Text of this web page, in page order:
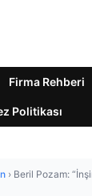
Firma Rehberi
Politikası
› Beril Pozam: